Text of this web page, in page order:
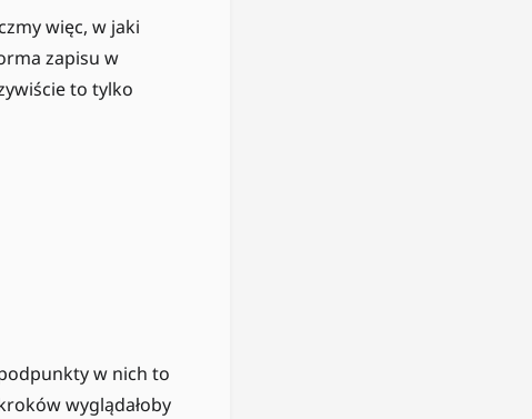
więc, w jaki
zapisu w
to tylko
w nich to
wyglądałoby